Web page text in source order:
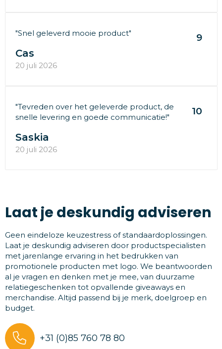
"Snel geleverd mooie product" 9
Cas
20 juli 2026
"Tevreden over het geleverde product, de
snelle levering en goede communicatie!"
10
Saskia
20 juli 2026
Laat je deskundig adviseren
Geen eindeloze keuzestress of standaardoplossingen.
Laat je deskundig adviseren door productspecialisten
met jarenlange ervaring in het bedrukken van
promotionele producten met logo. We beantwoorden
al je vragen en denken met je mee, van duurzame
relatiegeschenken tot opvallende giveaways en
merchandise. Altijd passend bij je merk, doelgroep en
budget.
+31 (0)85 760 78 80